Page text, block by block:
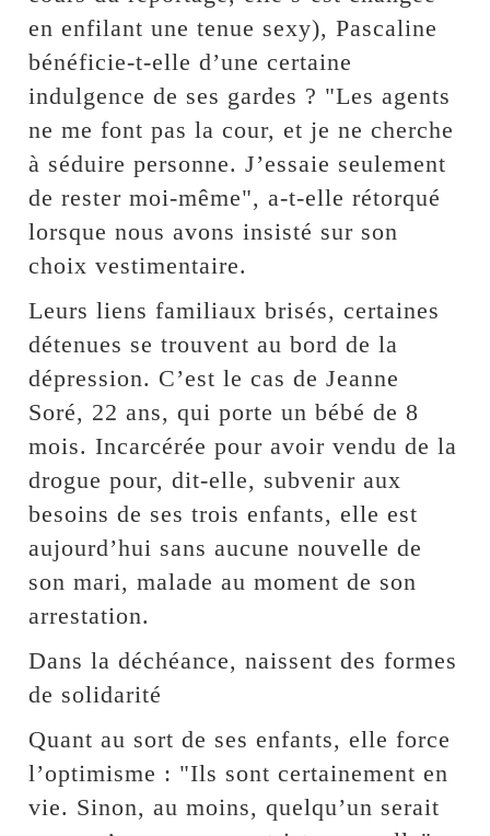
en enfilant une tenue sexy), Pascaline
bénéficie-t-elle d’une certaine
indulgence de ses gardes ? "Les agents
ne me font pas la cour, et je ne cherche
à séduire personne. J’essaie seulement
de rester moi-même", a-t-elle rétorqué
lorsque nous avons insisté sur son
choix vestimentaire.
Leurs liens familiaux brisés, certaines
détenues se trouvent au bord de la
dépression. C’est le cas de Jeanne
Soré, 22 ans, qui porte un bébé de 8
mois. Incarcérée pour avoir vendu de la
drogue pour, dit-elle, subvenir aux
besoins de ses trois enfants, elle est
aujourd’hui sans aucune nouvelle de
son mari, malade au moment de son
arrestation.
Dans la déchéance, naissent des formes
de solidarité
Quant au sort de ses enfants, elle force
l’optimisme : "Ils sont certainement en
vie. Sinon, au moins, quelqu’un serait